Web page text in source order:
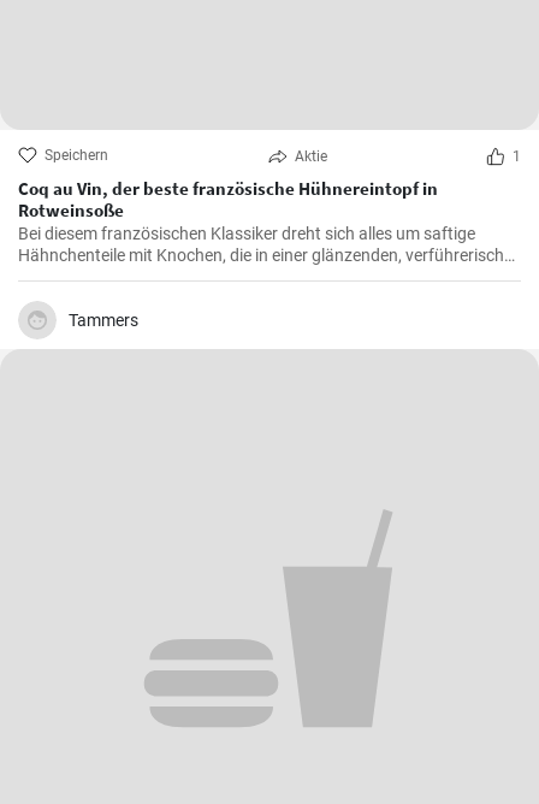
Speichern Aktie 1
Coq au Vin, der beste französische Hühnereintopf in
Rotweinsoße
Bei diesem französischen Klassiker dreht sich alles um saftige
Hähnchenteile mit Knochen, die in einer glänzenden, verführerisch
dunklen und reichhaltigen Rotweinsauce geschmort werden.
Tammers